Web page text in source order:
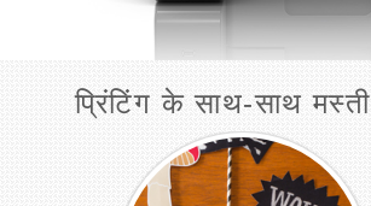
प्रिंटिंग के साथ-साथ मस्ती